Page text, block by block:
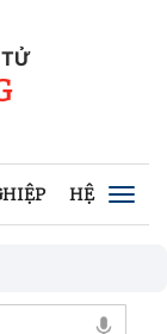
TỬ
HỆ THỐNG